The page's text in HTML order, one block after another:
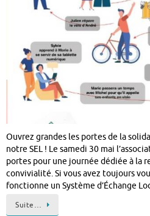
Ouvrez grandes les portes de la
notre SEL ! Le samedi 30 mai
portes pour une journée dédiée à la
convivialité. Si vous avez toujours
fonctionne un Système d’Échange
Suite…